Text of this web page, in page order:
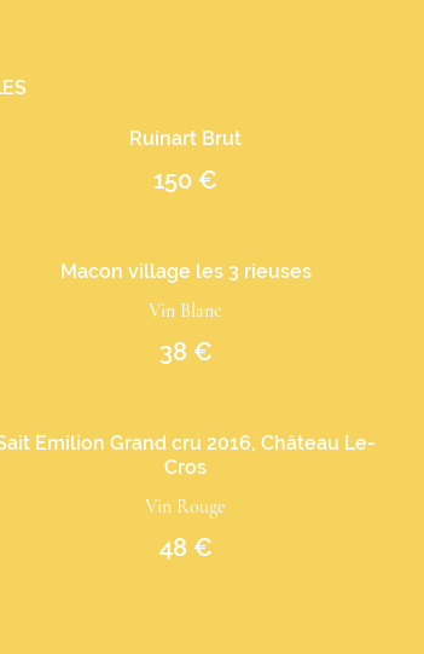
Ruinart Brut
150 €
Macon village les 3 rieuses
Vin Blanc
38 €
Emilion Grand cru 2016, Château Le-
Cros
Vin Rouge
48 €